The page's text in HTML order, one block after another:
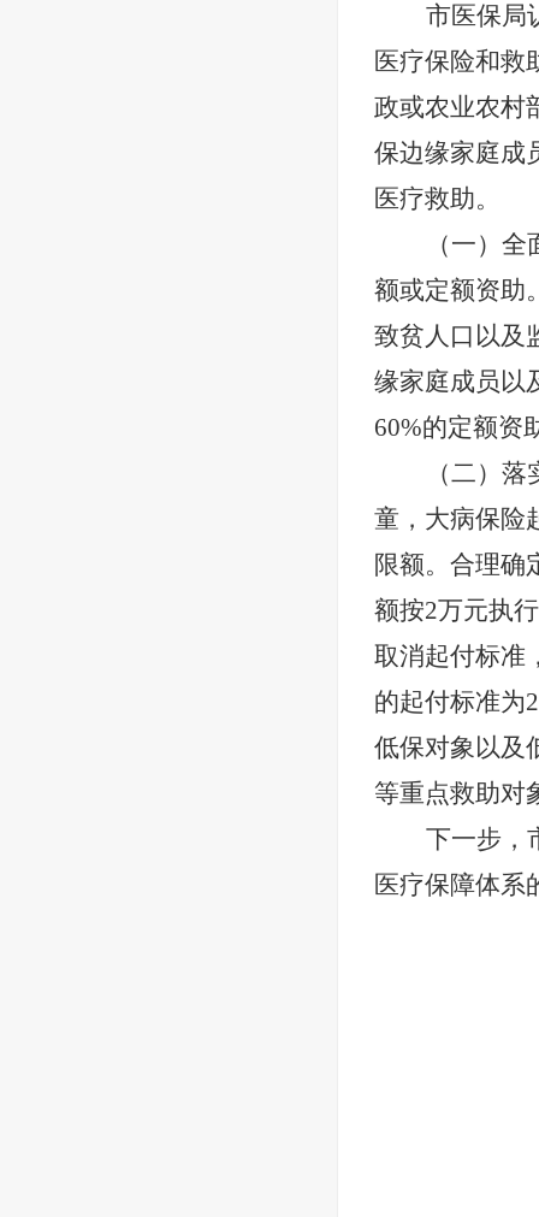
市医保局
医疗保险和救
政或农业农村
保边缘家庭成
医疗救助。
（一）
额或定额资助
致贫人口以及
缘家庭成员以
60%的定额资
（二）
童，大病保险
限额。合理确
额按2万元执
取消起付标准
的起付标准为
低保对象以及
等重点救助对
下一步，
医疗保障体系